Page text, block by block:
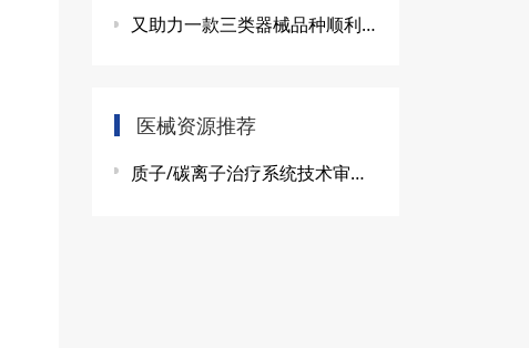
又助力一款三类器械品种顺利过评获批！
医械资源推荐
质子/碳离子治疗系统技术审查指导原则